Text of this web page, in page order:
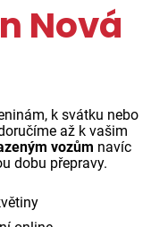
Nová
k svátku nebo
až k vašim
vozům navíc
dobu přepravy.